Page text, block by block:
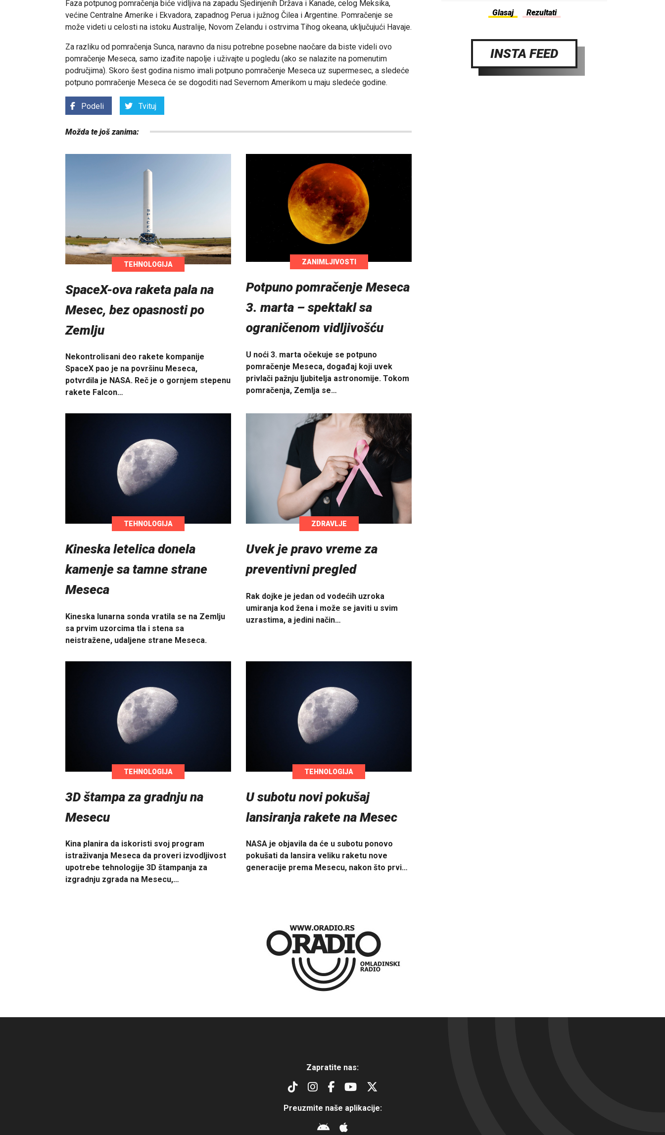
Faza potpunog pomračenja biće vidljiva na zapadu Sjedinjenih Država i Kanade, celog Meksika,
većine Centralne Amerike i Ekvadora, zapadnog Perua i južnog Čilea i Argentine. Pomračenje se
može videti u celosti na istoku Australije, Novom Zelandu i ostrvima Tihog okeana, uključujući Havaje.
Za razliku od pomračenja Sunca, naravno da nisu potrebne posebne naočare da biste videli ovo
pomračenje Meseca, samo izađite napolje i uživajte u pogledu (ako se nalazite na pomenutim
područjima). Skoro šest godina nismo imali potpuno pomračenje Meseca uz supermesec, a sledeće
potpuno pomračenje Meseca će se dogoditi nad Severnom Amerikom u maju sledeće godine.
Podeli Tvituj
Možda te još zanima:
TEHNOLOGIJA
SpaceX-ova raketa pala na
Mesec, bez opasnosti po
Zemlju
Nekontrolisani deo rakete kompanije
SpaceX pao je na površinu Meseca,
potvrdila je NASA. Reč je o gornjem stepenu
rakete Falcon…
ZANIMLJIVOSTI
Potpuno pomračenje Meseca
3. marta – spektakl sa
ograničenom vidljivošću
U noći 3. marta očekuje se potpuno
pomračenje Meseca, događaj koji uvek
privlači pažnju ljubitelja astronomije. Tokom
pomračenja, Zemlja se…
TEHNOLOGIJA
Kineska letelica donela
kamenje sa tamne strane
Meseca
Kineska lunarna sonda vratila se na Zemlju
sa prvim uzorcima tla i stena sa
neistražene, udaljene strane Meseca.
ZDRAVLJE
Uvek je pravo vreme za
preventivni pregled
Rak dojke je jedan od vodećih uzroka
umiranja kod žena i može se javiti u svim
uzrastima, a jedini način…
TEHNOLOGIJA
3D štampa za gradnju na
Mesecu
Kina planira da iskoristi svoj program
istraživanja Meseca da proveri izvodljivost
upotrebe tehnologije 3D štampanja za
izgradnju zgrada na Mesecu,…
TEHNOLOGIJA
U subotu novi pokušaj
lansiranja rakete na Mesec
NASA je objavila da će u subotu ponovo
pokušati da lansira veliku raketu nove
generacije prema Mesecu, nakon što prvi…
INSTA FEED
Zapratite nas:
Preuzmite naše aplikacije: